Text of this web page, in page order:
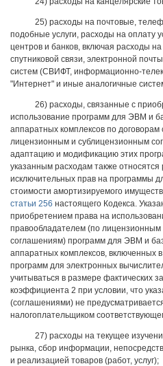
25) расходы на почтовые,
подобные услуги, расходы на оплату
центров и банков, включая расходы
спутниковой связи, электронной
систем (СВИФТ, информационно-
"Интернет" и иные аналогичные
26) расходы, связанные с
использование программ для ЭВМ и
аппаратных комплексов по
лицензионным и сублицензионным
адаптацию и модификацию этих
указанным расходам также
исключительных прав на программы
стоимости амортизируемого
статьи 256 настоящего Кодекса.
приобретением права на
правообладателем (по
соглашениям) программ для ЭВМ и
аппаратных комплексов, включенных
программ для электронных
учитываться в размере фактических
коэффициента 2 при условии, что
(соглашениями) не
налогоплательщиком
27) расходы на текущее
рынка, сбор информации,
и реализацией товаров (работ, услуг);